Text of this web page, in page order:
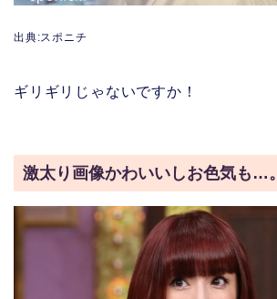
出典:スポニチ
ギリギリじゃないですか！
激太り画像かわいいしお色気も…。